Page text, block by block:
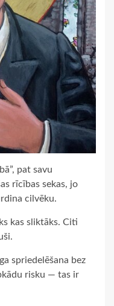
pat savu
rīcības sekas, jo
cilvēku.
kas sliktāks. Citi
spriedelēšana bez
risku — tas ir